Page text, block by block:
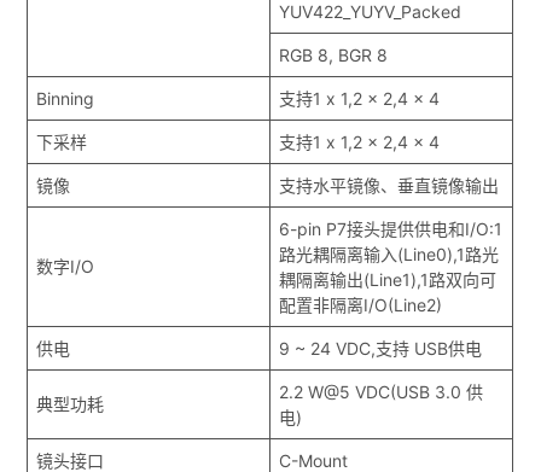
YUV422_YUYV_Packed
RGB 8, BGR 8
Binning 支持1 x 1,2 x 2,4 x 4
下采样 支持1 x 1,2 x 2,4 x 4
镜像 支持水平镜像、垂直镜像输出
数字I/O
6-pin P7接头提供供电和I/O:1
路光耦隔离输入(Line0),1路光
耦隔离输出(Line1),1路双向可
配置非隔离I/O(Line2)
供电 9 ~ 24 VDC,支持 USB供电
典型功耗
2.2 W@5 VDC(USB 3.0 供
电)
镜头接口 C-Mount